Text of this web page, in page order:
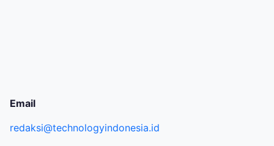
Email
redaksi@technologyindonesia.id